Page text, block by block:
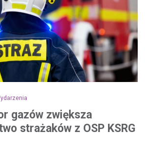
gazów zwiększa
strażaków z OSP KSRG